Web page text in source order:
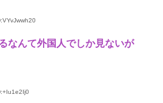
なんて外国人でしか見ないが